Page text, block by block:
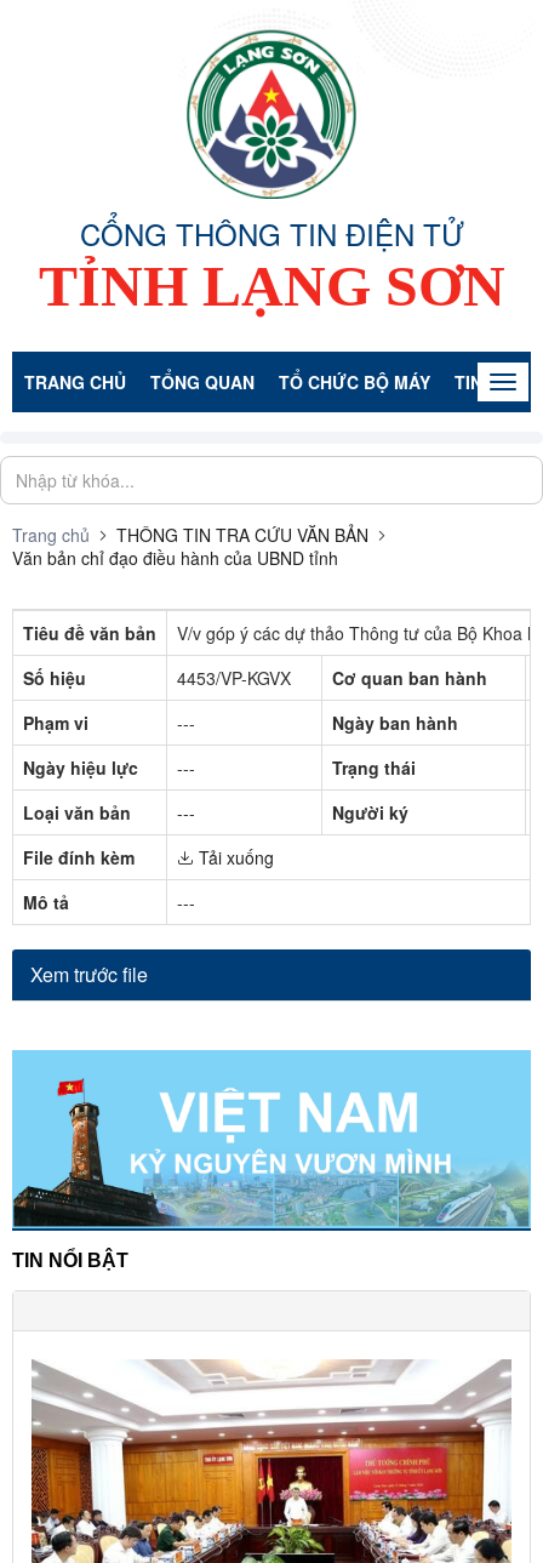
CỔNG THÔNG TIN ĐIỆN TỬ
TỈNH LẠNG SƠN
TRANG CHỦ TỔNG QUAN TỔ CHỨC BỘ MÁY TIN TỨC -
Trang chủ
THÔNG TIN TRA CỨU VĂN BẢN
Văn bản chỉ đạo điều hành của UBND tỉnh
Tiêu đề văn bản
V/v góp ý các dự thảo Thông tư của Bộ Khoa
Số hiệu
4453/VP-KGVX Cơ quan ban hành
Phạm vi
--- Ngày ban hành
Ngày hiệu lực
--- Trạng thái
Loại văn bản
--- Người ký
File đính kèm
Tải xuống
Mô tả
---
Xem trước file
TIN NỔI BẬT